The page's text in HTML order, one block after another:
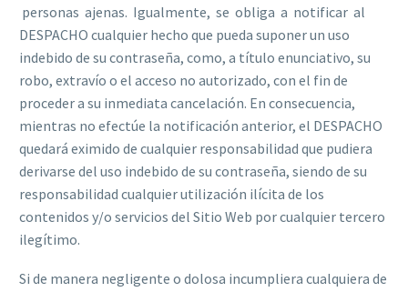
personas ajenas. Igualmente, se obliga a notificar al
DESPACHO cualquier hecho que pueda suponer un uso
indebido de su contraseña, como, a título enunciativo, su
robo, extravío o el acceso no autorizado, con el fin de
proceder a su inmediata cancelación. En consecuencia,
mientras no efectúe la notificación anterior, el DESPACHO
quedará eximido de cualquier responsabilidad que pudiera
derivarse del uso indebido de su contraseña, siendo de su
responsabilidad cualquier utilización ilícita de los
contenidos y/o servicios del Sitio Web por cualquier tercero
ilegítimo.
Si de manera negligente o dolosa incumpliera cualquiera de